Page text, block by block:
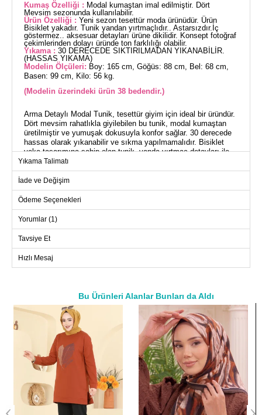
Kumaş Özelliği : Modal kumaştan imal edilmiştir. Dört
Mevsim sezonunda kullanılabilir.
Ürün Özelliği : Yeni sezon tesettür moda ürünüdür. Ürün
Bisiklet yakadır. Tunik yandan yırtmaçlıdır.. Astarsızdır.İç
göstermez.. aksesuar detayları ürüne dikilidir. Konsept fotoğraf
çekimlerinden dolayı üründe ton farklılığı olabilir.
Yıkama : 30 DERECEDE SIKTIRILMADAN YIKANABİLİR.
(HASSAS YIKAMA)
Modelin Ölçüleri: Boy: 165 cm, Göğüs: 88 cm, Bel: 68 cm,
Basen: 99 cm, Kilo: 56 kg.
(Modelin üzerindeki ürün 38 bedendir.)
Arma Detaylı Modal Tunik, tesettür giyim için ideal bir üründür.
Dört mevsim rahatlıkla giyilebilen bu tunik, modal kumaştan
üretilmiştir ve yumuşak dokusuyla konfor sağlar. 30 derecede
hassas olarak yıkanabilir ve sıkma yapılmamalıdır. Bisiklet
yaka tasarımına sahip olan tunik, yanda yırtmaç detayları ile
hareket özgürlüğü sunar. Astarsız olup iç göstermez. Tunik,
üzerinde şık aksesuar detayları ile süslenmiştir ve modelin
üzerindeki ürün 38 bedendir.
TUNİK BEDEN ÖLÇÜLERİ
(CM)
Beden
46-48
122
80
Yıkama Talimatı
İade ve Değişim
Ödeme Seçenekleri
Yorumlar (1)
Tavsiye Et
Hızlı Mesaj
Bu Ürünleri Alanlar Bunları da Aldı
a>